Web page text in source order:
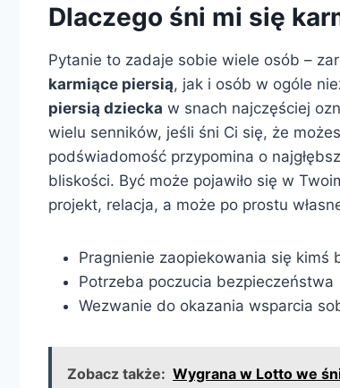
Dlaczego śni mi się
Pytanie to zadaje sobie wiele osób –
karmiące piersią, jak i osób w ogóle
piersią dziecka w snach najczęściej
wielu senników, jeśli śni Ci się, że
podświadomość przypomina o
bliskości. Być może pojawiło się w
projekt, relacja, a może po prostu
Pragnienie zaopiekowania się kimś
Potrzeba poczucia bezpieczeństwa
Wezwanie do okazania wsparcia
Zobacz także: Wygrana w Lotto we